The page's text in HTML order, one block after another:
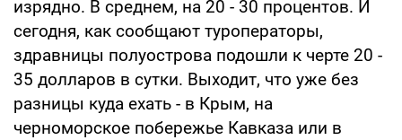
изрядно. В среднем, на 20 - 30 процентов. И
сегодня, как сообщают туроператоры,
здравницы полуострова подошли к черте 20 -
35 долларов в сутки. Выходит, что уже без
разницы куда ехать - в Крым, на
черноморское побережье Кавказа или в